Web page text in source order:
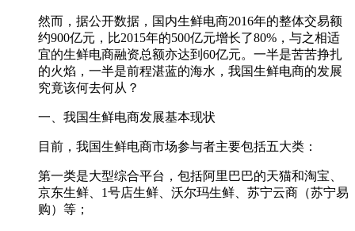
然而，据公开数据，国内生鲜电商2016年的整体交易额
约900亿元，比2015年的500亿元增长了80%，与之相适
宜的生鲜电商融资总额亦达到60亿元。一半是苦苦挣扎
的火焰，一半是前程湛蓝的海水，我国生鲜电商的发展
究竟该何去何从？
一、我国生鲜电商发展基本现状
目前，我国生鲜电商市场参与者主要包括五大类：
第一类是大型综合平台，包括阿里巴巴的天猫和淘宝、
京东生鲜、1号店生鲜、沃尔玛生鲜、苏宁云商（苏宁易
购）等；